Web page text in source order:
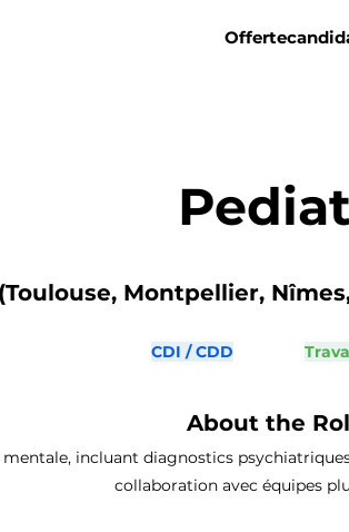
Offerte
Montpellier,
CDI / CDD
About the
mentale, incluant diagnostics
collaboration avec équipes